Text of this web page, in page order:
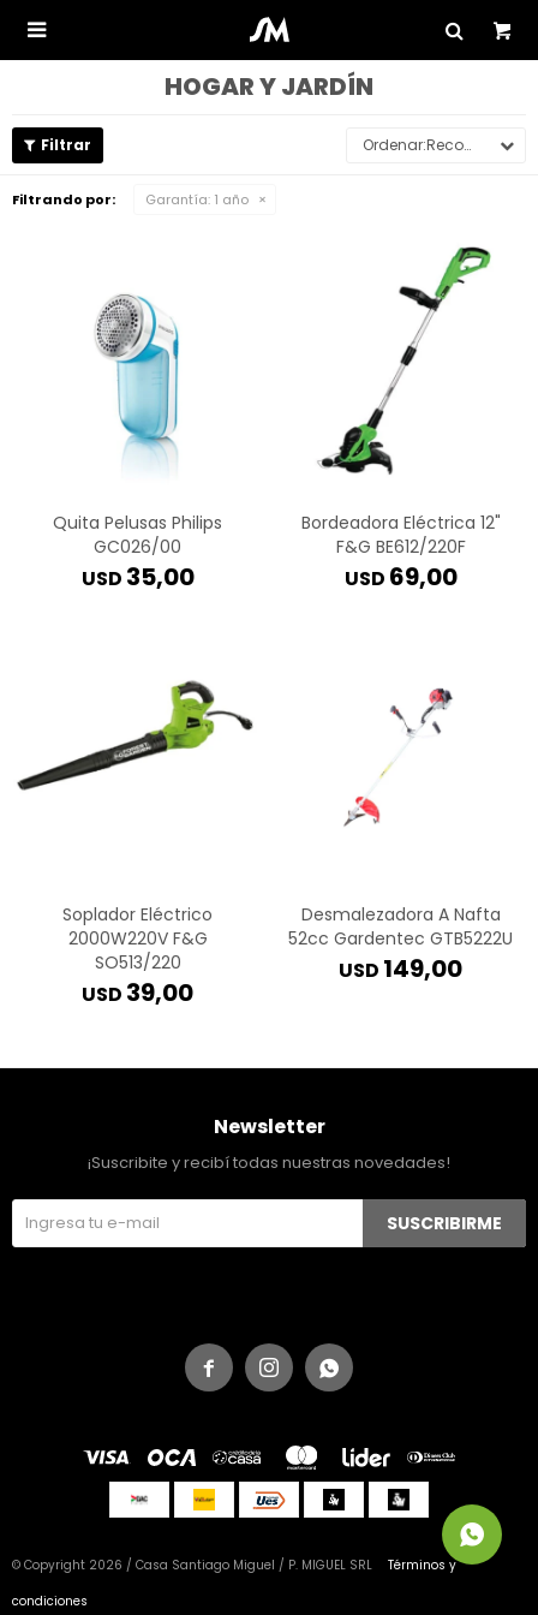

HOGAR Y JARDÍN
Recomendados
Filtrando por: Garantía: 1 año
Quita Pelusas Philips
GC026/00
USD 35,00
Bordeadora Eléctrica 12"
F&G BE612/220F
USD 69,00
Soplador Eléctrico
2000W220V F&G
SO513/220
USD 39,00
Desmalezadora A Nafta
52cc Gardentec GTB5222U
USD 149,00
  
Newsletter
¡Suscribite y recibí todas nuestras novedades!
SUSCRIBIRME
© Copyright 2026 / Casa Santiago Miguel / P. MIGUEL SRL
Términos y
condiciones